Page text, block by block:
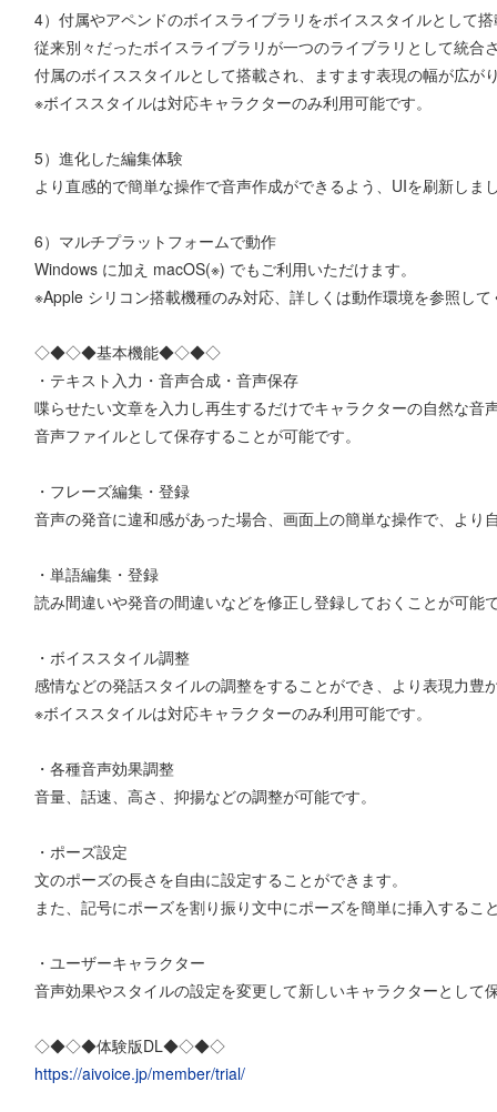
4）付属やアペンドのボイスライブラリをボイススタイルとして
従来別々だったボイスライブラリが一つのライブラリとして統合
付属のボイススタイルとして搭載され、ますます表現の幅が広が
※ボイススタイルは対応キャラクターのみ利用可能です。
5）進化した編集体験
より直感的で簡単な操作で音声作成ができるよう、UIを刷新しま
6）マルチプラットフォームで動作
Windows に加え macOS(※) でもご利用いただけます。
※Apple シリコン搭載機種のみ対応、詳しくは動作環境を参照して
◇◆◇◆基本機能◆◇◆◇
・テキスト入力・音声合成・音声保存
喋らせたい文章を入力し再生するだけでキャラクターの自然な音
音声ファイルとして保存することが可能です。
・フレーズ編集・登録
音声の発音に違和感があった場合、画面上の簡単な操作で、より
・単語編集・登録
読み間違いや発音の間違いなどを修正し登録しておくことが可能
・ボイススタイル調整
感情などの発話スタイルの調整をすることができ、より表現力豊
※ボイススタイルは対応キャラクターのみ利用可能です。
・各種音声効果調整
音量、話速、高さ、抑揚などの調整が可能です。
・ポーズ設定
文のポーズの長さを自由に設定することができます。
また、記号にポーズを割り振り文中にポーズを簡単に挿入するこ
・ユーザーキャラクター
音声効果やスタイルの設定を変更して新しいキャラクターとして
◇◆◇◆体験版DL◆◇◆◇
https://aivoice.jp/member/trial/